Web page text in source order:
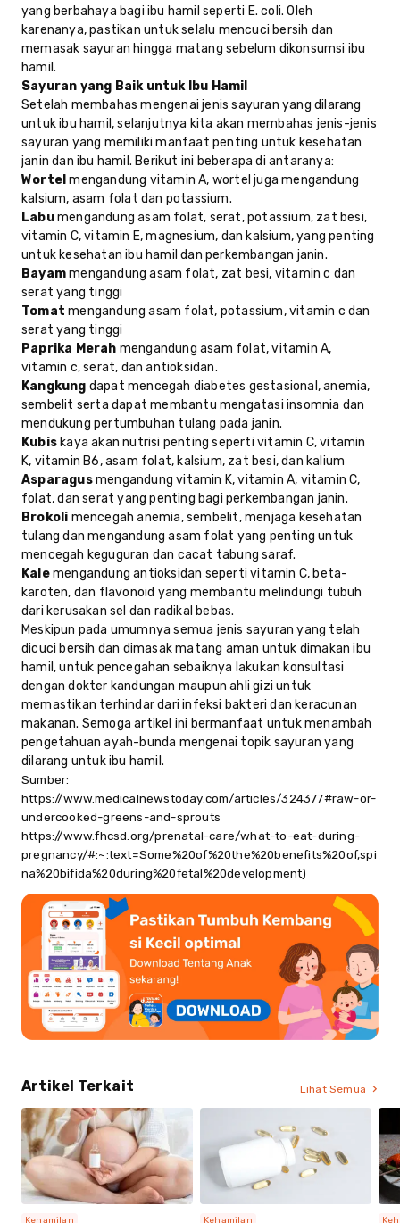
yang berbahaya bagi ibu hamil seperti E. coli. Oleh
karenanya, pastikan untuk selalu mencuci bersih dan
memasak sayuran hingga matang sebelum dikonsumsi ibu
hamil.
Sayuran yang Baik untuk Ibu Hamil
Setelah membahas mengenai jenis sayuran yang dilarang
untuk ibu hamil, selanjutnya kita akan membahas jenis-jenis
sayuran yang memiliki manfaat penting untuk kesehatan
janin dan ibu hamil. Berikut ini beberapa di antaranya:
Wortelmengandung vitamin A, wortel juga mengandung
kalsium, asam folat dan potassium.
Labumengandung asam folat, serat, potassium, zat besi,
vitamin C, vitamin E, magnesium, dan kalsium, yang penting
untuk kesehatan ibu hamil dan perkembangan janin.
Bayammengandung asam folat, zat besi, vitamin c dan
serat yang tinggi
Tomatmengandung asam folat, potassium, vitamin c dan
serat yang tinggi
Paprika Merah mengandung asam folat, vitamin A,
vitamin c, serat, dan antioksidan.
Kangkung dapat mencegah diabetes gestasional, anemia,
sembelit serta dapat membantu mengatasi insomnia dan
mendukung pertumbuhan tulang pada janin.
Kubis kaya akan nutrisi penting seperti vitamin C, vitamin
K, vitamin B6, asam folat, kalsium, zat besi, dan kalium
Asparagusmengandung vitamin K, vitamin A, vitamin C,
folat, dan serat yang penting bagi perkembangan janin.
Brokoli mencegah anemia, sembelit, menjaga kesehatan
tulang dan mengandung asam folat yang penting untuk
mencegah keguguran dan cacat tabung saraf.
Kalemengandung antioksidan seperti vitamin C, beta-
karoten, dan flavonoid yang membantu melindungi tubuh
dari kerusakan sel dan radikal bebas.
Meskipun pada umumnya semua jenis sayuran yang telah
dicuci bersih dan dimasak matang aman untuk dimakan ibu
hamil, untuk pencegahan sebaiknya lakukan konsultasi
dengan dokter kandungan maupun ahli gizi untuk
memastikan terhindar dari infeksi bakteri dan keracunan
makanan. Semoga artikel ini bermanfaat untuk menambah
pengetahuan ayah-bunda mengenai topik sayuran yang
dilarang untuk ibu hamil.
Sumber:
https://www.medicalnewstoday.com/articles/324377#raw-or-
undercooked-greens-and-sprouts
https://www.fhcsd.org/prenatal-care/what-to-eat-during-
pregnancy/#:~:text=Some%20of%20the%20benefits%20of,spi
na%20bifida%20during%20fetal%20development)
Artikel Terkait Lihat Semua
Kehamilan Kehamilan